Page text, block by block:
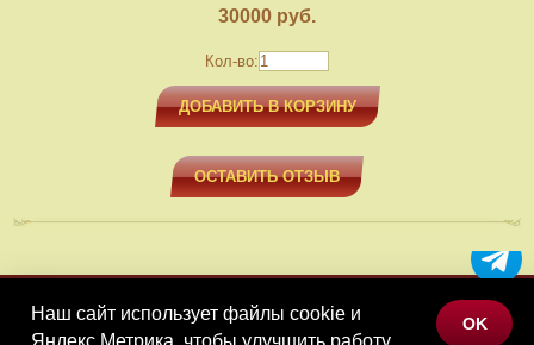
30000 руб.
Кол-во:
ДОБАВИТЬ В КОРЗИНУ
ОСТАВИТЬ ОТЗЫВ
МЕНЮ
Наш сайт использует файлы cookie и
Яндекс.Метрика, чтобы улучшить работу
OK